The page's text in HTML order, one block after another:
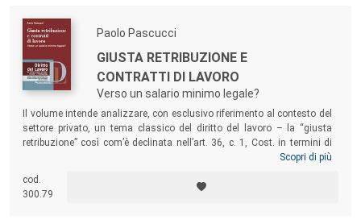
Paolo Pascucci
GIUSTA RETRIBUZIONE E
CONTRATTI DI LAVORO
Verso un salario minimo legale?
Il volume intende analizzare, con esclusivo riferimento al contesto del
settore privato, un tema classico del diritto del lavoro – la “giusta
retribuzione” così com’è declinata nell’art. 36, c. 1, Cost. in termini di
proporzionalità e sufficienza – in una fase, come quella attuale, in cui
l’ampliamento delle diseguaglianze sociali causati dalla profonda crisi
economica hanno enfatizzato i noti limiti insiti negli strumenti di
Scopri di più
cod.
300.79